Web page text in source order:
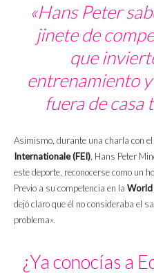
«Hans Peter
jinete de
que
entrenamiento
fuera de casa
Asimismo, durante una charla con
Internationale (FEI), Hans Peter
este deporte, reconocerse como un
Previo a su competencia en la World
dejó claro que él no consideraba el
problema».
¿Ya conocías a